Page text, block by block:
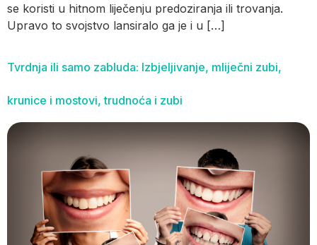
se koristi u hitnom liječenju predoziranja ili trovanja.
Upravo to svojstvo lansiralo ga je i u […]
Tvrdnja ili samo zabluda: Izbjeljivanje, mliječni zubi,
krunice i mostovi, trudnoća i zubi